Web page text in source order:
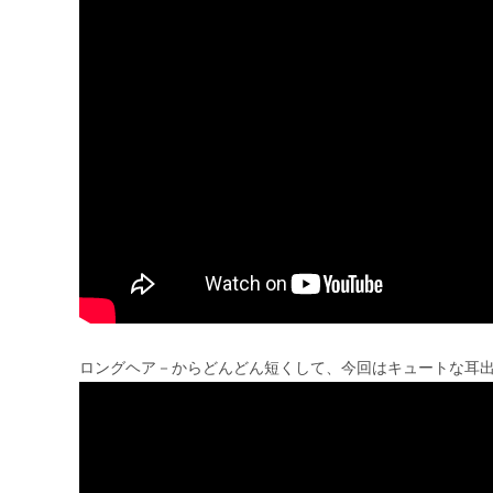
ロングヘア－からどんどん短くして、今回はキュートな耳